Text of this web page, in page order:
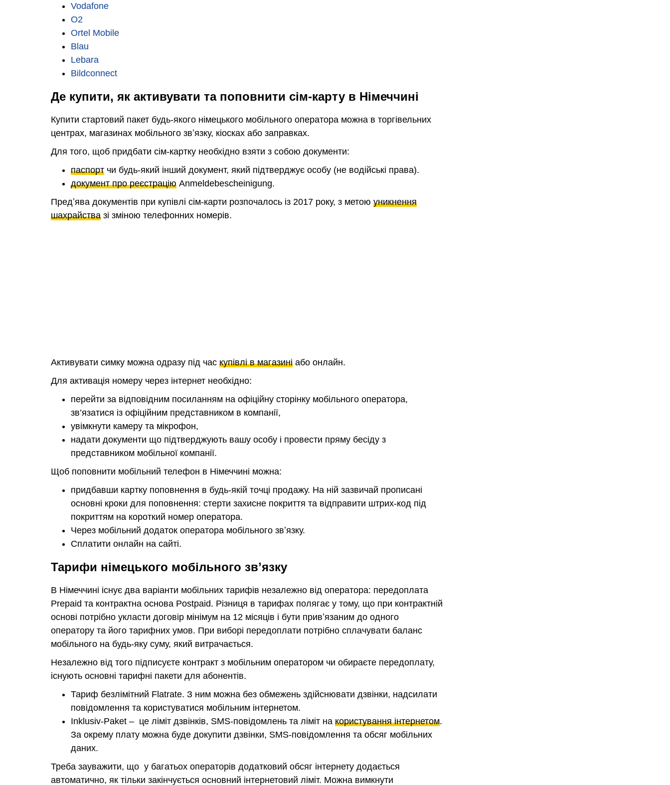
Vodafone
O2
Ortel Mobile
Blau
Lebara
Bildconnect
Де купити, як активувати та поповнити сім-карту в Німеччині
Купити стартовий пакет будь-якого німецького мобільного оператора можна в торгівельних
центрах, магазинах мобільного звʼязку, кіосках або заправках.
Для того, щоб придбати сім-картку необхідно взяти з собою документи:
паспорт чи будь-який інший документ, який підтверджує особу (не водійські права).
документ про реєстрацію Anmeldebescheinigung.
Предʼява документів при купівлі сім-карти розпочалось із 2017 року, з метою уникнення
шахрайства зі зміною телефонних номерів.
Активувати симку можна одразу під час купівлі в магазині або онлайн.
Для активація номеру через інтернет необхідно:
перейти за відповідним посиланням на офіційну сторінку мобільного оператора,
зв’язатися із офіційним представником в компанії,
увімкнути камеру та мікрофон,
надати документи що підтверджують вашу особу і провести пряму бесіду з
представником мобільної компанії.
Щоб поповнити мобільний телефон в Німеччині можна:
придбавши картку поповнення в будь-якій точці продажу. На ній зазвичай прописані
основні кроки для поповнення: стерти захисне покриття та відправити штрих-код під
покриттям на короткий номер оператора.
Через мобільний додаток оператора мобільного звʼязку.
Сплатити онлайн на сайті.
Тарифи німецького мобільного звʼязку
В Німеччині існує два варіанти мобільних тарифів незалежно від оператора: передоплата
Prepaid та контрактна основа Postpaid. Різниця в тарифах полягає у тому, що при контрактній
основі потрібно укласти договір мінімум на 12 місяців і бути привʼязаним до одного
оператору та його тарифних умов. При виборі передоплати потрібно сплачувати баланс
мобільного на будь-яку суму, який витрачається.
Незалежно від того підписуєте контракт з мобільним оператором чи обираєте передоплату,
існують основні тарифні пакети для абонентів.
Тариф безлімітний Flatrate. З ним можна без обмежень здійснювати дзвінки, надсилати
повідомлення та користуватися мобільним інтернетом.
Inklusiv-Paket – це ліміт дзвінків, SMS-повідомлень та ліміт на користування інтернетом.
За окрему плату можна буде докупити дзвінки, SMS-повідомлення та обсяг мобільних
даних.
Треба зауважити, що у багатьох операторів додатковий обсяг інтернету додається
автоматично, як тільки закінчується основний інтернетовий ліміт. Можна вимкнути